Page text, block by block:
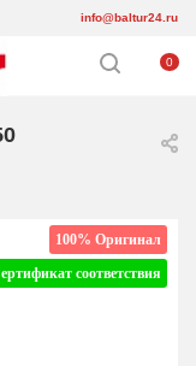
info@baltur24.ru
0
100% Оригинал
соответствия